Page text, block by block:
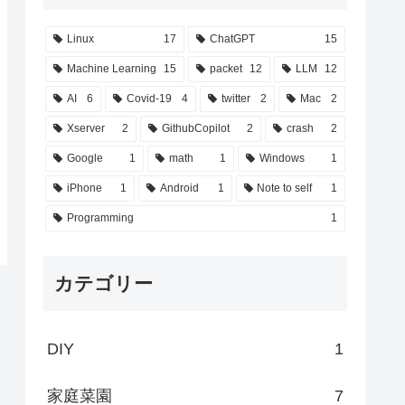
Linux 17 ChatGPT 15
Machine Learning 15 packet 12 LLM 12
AI 6 Covid-19 4 twitter 2 Mac 2
Xserver 2 GithubCopilot 2 crash 2
Google 1 math 1 Windows 1
iPhone 1 Android 1 Note to self 1
Programming 1
カテゴリー
DIY 1
家庭菜園 7